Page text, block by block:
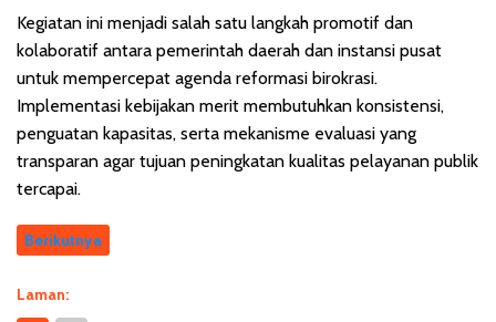
Kegiatan ini menjadi salah satu langkah promotif dan
kolaboratif antara pemerintah daerah dan instansi pusat
untuk mempercepat agenda reformasi birokrasi.
Implementasi kebijakan merit membutuhkan konsistensi,
penguatan kapasitas, serta mekanisme evaluasi yang
transparan agar tujuan peningkatan kualitas pelayanan publik
tercapai.
Berikutnya
Laman: